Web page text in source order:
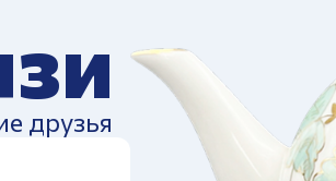
друзья